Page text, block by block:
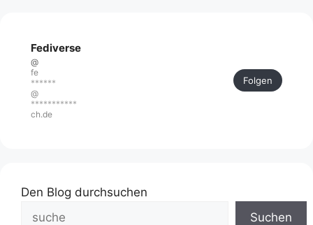
Fediverse
@
fe
******
@
***********
ch.de
Folgen
Den Blog durchsuchen
Suchen